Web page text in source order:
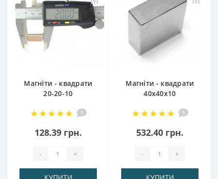
Магніти - квадрати
20-20-10
1
128.39 грн.
- +
Магніти - квадрати
40x40x10
1
532.40 грн.
- +